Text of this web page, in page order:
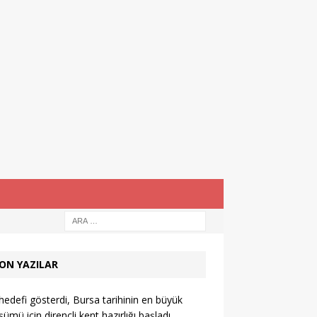
YAZILAR
gösterdi, Bursa tarihinin en büyük